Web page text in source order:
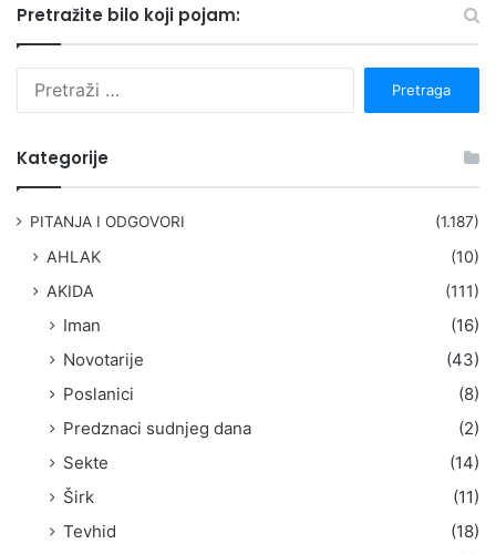
Pretražite bilo koji pojam:
Kategorije
PITANJA I ODGOVORI (1.187)
AHLAK
(10)
AKIDA
(111)
Iman
(16)
Novotarije
(43)
Poslanici
(8)
Predznaci sudnjeg dana
(2)
Sekte
(14)
Širk
(11)
Tevhid
(18)